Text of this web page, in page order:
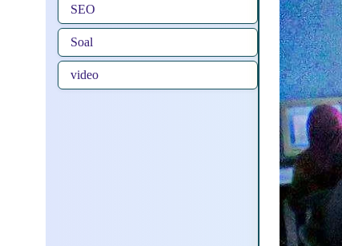
SEO
Soal
video